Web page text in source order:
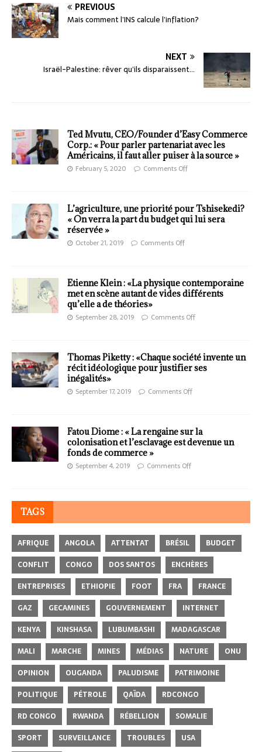
PREVIOUS
Mais comment l’INS calcule l’inflation?
NEXT
Israël-Palestine: rêver qu’ils disparaissent…
Ted Mvutu, CEO/Founder d’Easy Commerce
Corp.: « Pour parler partenariat avec les
Américains, il faut aller puiser à la source »
February 5, 2020 Comments Off
L’agriculture, une priorité pour Tshisekedi?
« On verra la part du budget qui lui sera
réservée »
October 21, 2019 Comments Off
Etienne Klein : «La physique contemporaine
met en scène autant de vides différents
qu’elle a de théories»
September 28, 2019 Comments Off
Thomas Piketty : «Chaque société invente un
récit idéologique pour justifier ses
inégalités»
September 17, 2019 Comments Off
Fatou Diome : « La rengaine sur la
colonisation et l’esclavage est devenue un
fonds de commerce »
September 4, 2019 Comments Off
TAGS
AFRIQUE ANGOLA ATTENTAT BRÉSIL
BUDGET
CONFLIT
CONGO DOS SANTOS
ENCHÈRES
ENTREPRISES
ETHIOPIE FOOT FRA
FRANCE
GAZ
GECAMINES GOUVERNEMENT
INTERNET
KENYA
KINSHASA LUBUMBASHI
MADAGASCAR
MALI
MARCHE MINES MÉDIAS NATURE
ONU
OPINION
OUGANDA PALUDISME
PATRIMOINE
POLITIQUE
PÉTROLE QAÏDA
RDCONGO
RD CONGO
RWANDA RÉBELLION
SOMALIE
SPORT
SURVEILLANCE TROUBLES USA